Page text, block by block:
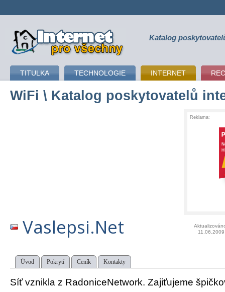
připojení k internetu Katalog
TITULKA TECHNOLOGIE INTERNET
WiFi \ Katalog poskytovatelů
Reklama:
Vaslepsi.Net
11.06.2009
Úvod Pokrytí Ceník Kontakty
Síť vznikla z RadoniceNetwork. Zajiťujeme